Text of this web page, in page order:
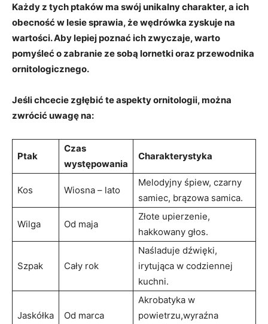
Każdy z tych ptaków ma swój unikalny charakter, a ich
obecność w lesie sprawia, że wędrówka zyskuje na
wartości. Aby lepiej poznać ich zwyczaje, warto
pomyśleć o zabranie ze sobą lornetki oraz przewodnika
ornitologicznego.
Jeśli chcecie zgłębić te aspekty ornitologii, można
zwrócić uwagę na:
Ptak
Czas
występowania
Charakterystyka
Kos Wiosna – lato
Melodyjny śpiew, czarny
samiec, brązowa samica.
Wilga Od maja
Złote upierzenie,
hakkowany głos.
Szpak Cały rok
Naśladuje dźwięki,
irytująca w codziennej
kuchni.
Jaskółka Od marca
Akrobatyka w
powietrzu,wyraźna